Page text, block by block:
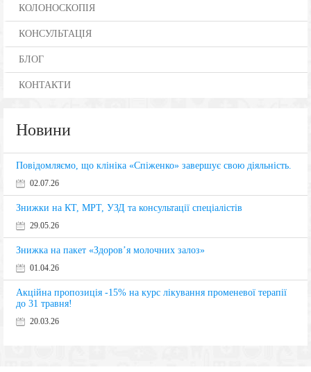
КОЛОНОСКОПІЯ
КОНСУЛЬТАЦІЯ
БЛОГ
КОНТАКТИ
Новини
Повідомляємо, що клініка «Спіженко» завершує свою діяльність.
02.07.26
Знижки на КТ, МРТ, УЗД та консультації спеціалістів
29.05.26
Знижка на пакет «Здоров’я молочних залоз»
01.04.26
Акційна пропозиція -15% на курс лікування променевої терапії
до 31 травня!
20.03.26